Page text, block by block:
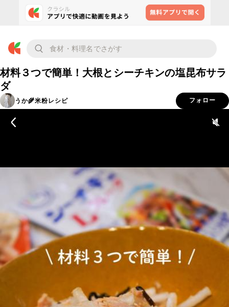
材料３つで簡単！大根とシーチキンの塩昆布サラ
ダ
うか🌾米粉レシピ フォロー